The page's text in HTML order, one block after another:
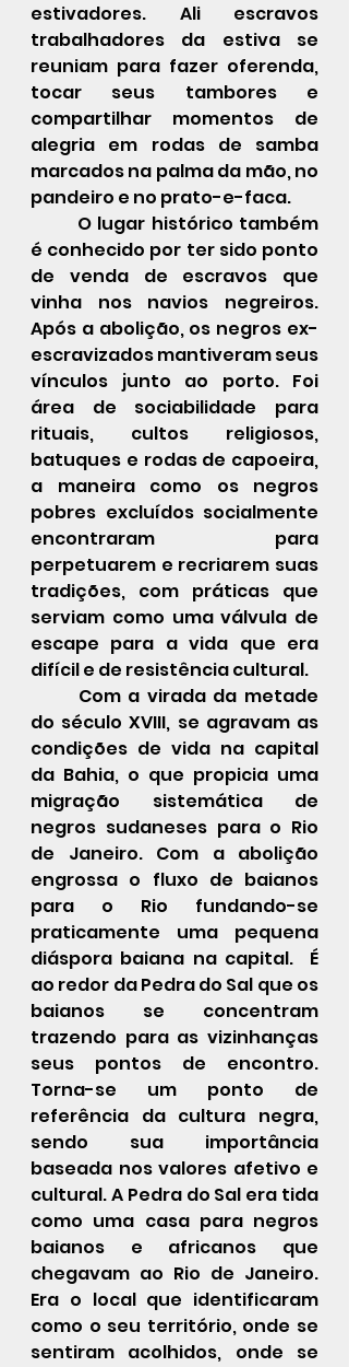
estivadores. Ali escravos
trabalhadores da estiva se
reuniam para fazer oferenda,
tocar seus tambores e
compartilhar momentos de
alegria em rodas de samba
marcados na palma da mão, no
pandeiro e no prato-e-faca.
O lugar histórico também
é conhecido por ter sido ponto
de venda de escravos que
vinha nos navios negreiros.
Após a abolição, os negros ex-
escravizados mantiveram seus
vínculos junto ao porto. Foi
área de sociabilidade para
rituais, cultos religiosos,
batuques e rodas de capoeira,
a maneira como os negros
pobres excluídos socialmente
encontraram para
perpetuarem e recriarem suas
tradições, com práticas que
serviam como uma válvula de
escape para a vida que era
difícil e de resistência cultural.
Com a virada da metade
do século XVIII, se agravam as
condições de vida na capital
da Bahia, o que propicia uma
migração sistemática de
negros sudaneses para o Rio
de Janeiro. Com a abolição
engrossa o fluxo de baianos
para o Rio fundando-se
diáspora baiana na capital.  É
ao redor da Pedra do Sal que os
baianos se concentram
trazendo para as vizinhanças
seus pontos de encontro.
Torna-se um ponto de
referência da cultura negra,
sendo sua importância
baseada nos valores afetivo e
cultural. A Pedra do Sal era tida
como uma casa para negros
baianos e africanos que
chegavam ao Rio de Janeiro.
Era o local que identificaram
como o seu território, onde se
sentiram acolhidos, onde se